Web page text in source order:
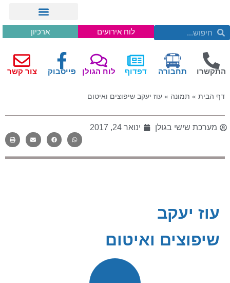
לוח אירועים ארכיון
התקשרו תחבורה דפדוף לוח הגולן פייסבוק צור קשר
דף הבית » תמונה » עוז יעקב שיפוצים ואיטום
מערכת שישי בגולן ינואר 24, 2017
עוז יעקב
שיפוצים ואיטום